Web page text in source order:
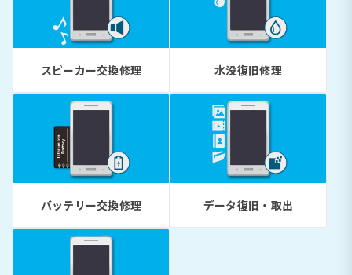
スピーカー交換修理 水没復旧修理
バッテリー交換修理 データ復旧・取出